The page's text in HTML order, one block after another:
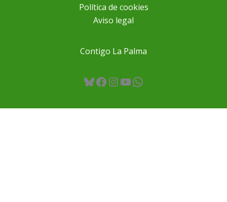
Política de cookies
Aviso legal
Contigo La Palma
Bluesky
Facebook
Instagram
YouTube
WhatsApp